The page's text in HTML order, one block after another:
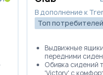
В дополнение к
Топ потребителей
Выдвижные
передними
Обивка сидений
'Victory' с